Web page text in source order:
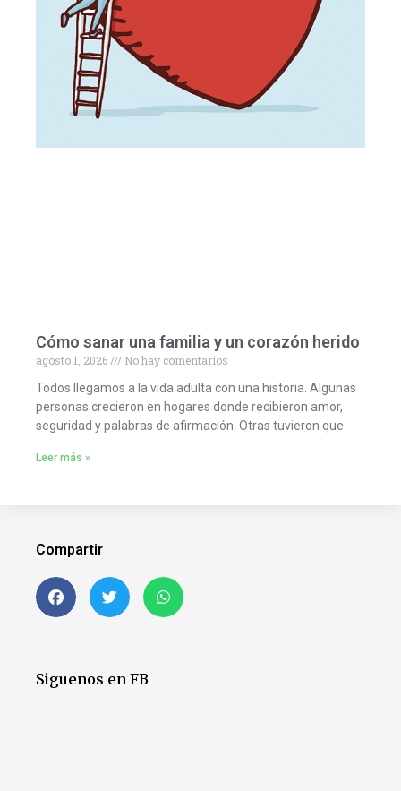
Cómo sanar una familia y un corazón herido
agosto 1, 2026
No hay comentarios
Todos llegamos a la vida adulta con una historia. Algunas
personas crecieron en hogares donde recibieron amor,
seguridad y palabras de afirmación. Otras tuvieron que
Leer más »
Compartir
Siguenos en FB